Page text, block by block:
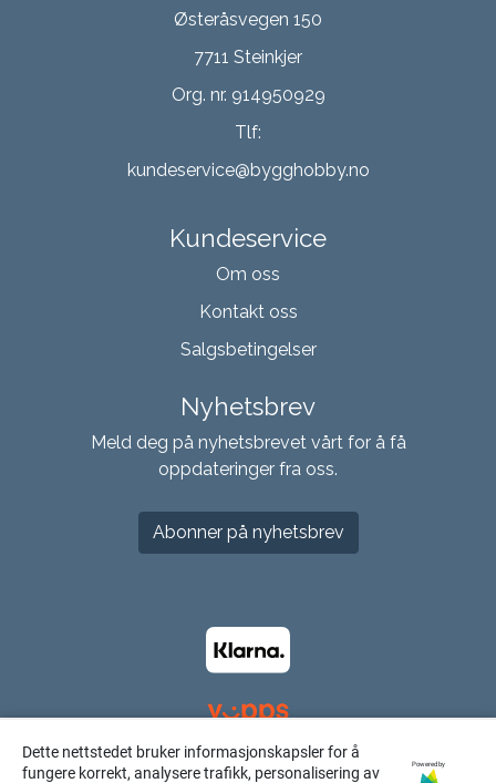
Dette nettstedet bruker informasjonskapsler for å
fungere korrekt, analysere trafikk, personalisering av
Powered by
Østeråsvegen 150
7711 Steinkjer
Org. nr. 914950929
Tlf:
kundeservice@bygghobby.no
Kundeservice
Om oss
Kontakt oss
Salgsbetingelser
Nyhetsbrev
Meld deg på nyhetsbrevet vårt for å få
oppdateringer fra oss.
Abonner på nyhetsbrev